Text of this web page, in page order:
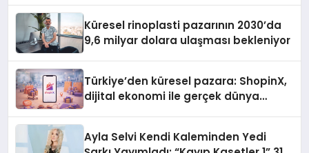
Küresel rinoplasti pazarının 2030’da
9,6 milyar dolara ulaşması bekleniyor
Türkiye’den küresel pazara: ShopinX,
dijital ekonomi ile gerçek dünya
Ayla Selvi Kendi Kaleminden Yedi